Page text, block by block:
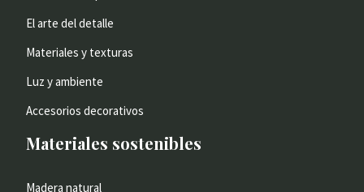
El arte del detalle
Materiales y texturas
Luz y ambiente
Accesorios decorativos
Materiales sostenibles
Madera natural